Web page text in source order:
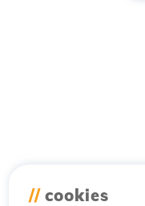
// cookies